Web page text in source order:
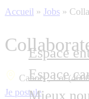
Espace
Espace
Mieux
Accueil » Jobs »
Cahors , Lot
Je postule